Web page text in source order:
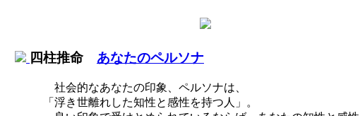
四柱推命 あなたのペルソナ
社会的なあなたの印象、ペルソナは、
「浮き世離れした知性と感性を持つ人」。